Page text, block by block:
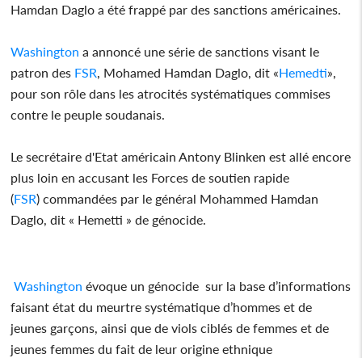
Hamdan Daglo a été frappé par des sanctions américaines.
Washington a annoncé une série de sanctions visant le
patron des FSR , Mohamed Hamdan Daglo, dit «Hemedti»,
pour son rôle dans les atrocités systématiques commises
contre le peuple soudanais.
Le secrétaire d'Etat américain Antony Blinken est allé encore
plus loin en accusant les Forces de soutien rapide
(FSR) commandées par le général Mohammed Hamdan
Daglo, dit « Hemetti » de génocide.
Washington évoque un génocide sur la base d’informations
faisant état du meurtre systématique d’hommes et de
jeunes garçons, ainsi que de viols ciblés de femmes et de
jeunes femmes du fait de leur origine ethnique